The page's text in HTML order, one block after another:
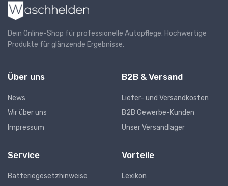
Dein Online-Shop für professionelle Autopflege. Hochwertige
Produkte für glänzende Ergebnisse.
Über uns
News
Wir über uns
Impressum
B2B & Versand
Liefer- und Versandkosten
B2B Gewerbe-Kunden
Unser Versandlager
Service
Batteriegesetzhinweise
Vorteile
Lexikon